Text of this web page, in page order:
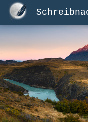
Herzlich
Hier erwartet dich
mit über 3.000
Willkommen ist jede
und Erfahrung sind
zum geschriebenen